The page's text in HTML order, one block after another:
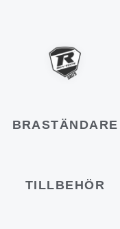
BRASTÄNDARE
TILLBEHÖR